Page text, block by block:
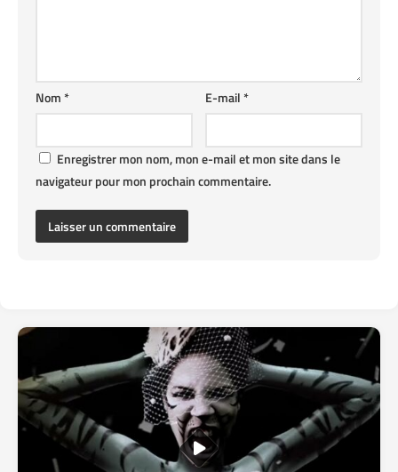
E-mail*
Nom*
Enregistrer mon nom, mon e-mail et mon site dans le
navigateur pour mon prochain commentaire.